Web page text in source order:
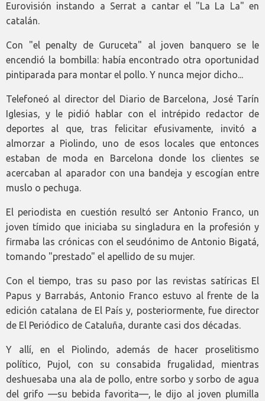
Eurovisión instando a Serrat a cantar el "La La La" en
catalán.
Con "el penalty de Guruceta" al joven banquero se le
encendió la bombilla: había encontrado otra oportunidad
pintiparada para montar el pollo. Y nunca mejor dicho...
Telefoneó al director del Diario de Barcelona, José Tarín
Iglesias, y le pidió hablar con el intrépido redactor de
deportes al que, tras felicitar efusivamente, invitó a
almorzar a Piolindo, uno de esos locales que entonces
estaban de moda en Barcelona donde los clientes se
acercaban al aparador con una bandeja y escogían entre
muslo o pechuga.
El periodista en cuestión resultó ser Antonio Franco, un
joven tímido que iniciaba su singladura en la profesión y
firmaba las crónicas con el seudónimo de Antonio Bigatá,
tomando "prestado" el apellido de su mujer.
Con el tiempo, tras su paso por las revistas satíricas El
Papus y Barrabás, Antonio Franco estuvo al frente de la
edición catalana de El País y, posteriormente, fue director
de El Periódico de Cataluña, durante casi dos décadas.
Y allí, en el Piolindo, además de hacer proselitismo
político, Pujol, con su consabida frugalidad, mientras
deshuesaba una ala de pollo, entre sorbo y sorbo de agua
del grifo —su bebida favorita—, le dijo al joven plumilla